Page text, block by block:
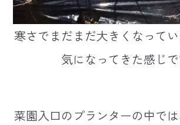
寒さでまだまだ大きくなって
気になってきた感じで
菜園入口のプランターの中で